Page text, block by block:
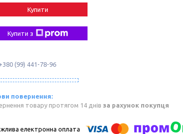
Купити
Купити з
(99) 441-78-96
товару протягом 14 днів за рахунок покупця